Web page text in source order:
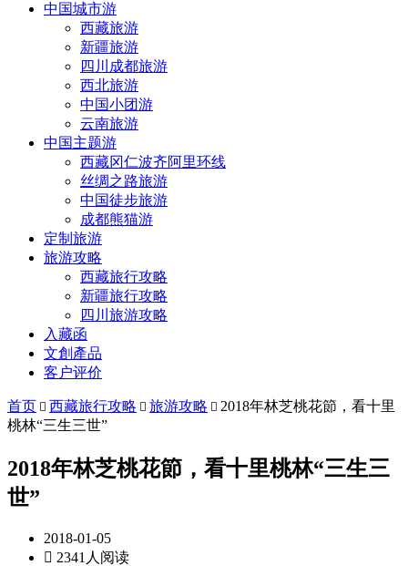
中国城市游
西藏旅游
新疆旅游
四川成都旅游
西北旅游
中国小团游
云南旅游
中国主题游
西藏冈仁波齐阿里环线
丝绸之路旅游
中国徒步旅游
成都熊猫游
定制旅游
旅游攻略
西藏旅行攻略
新疆旅行攻略
四川旅游攻略
入藏函
文創產品
客户评价
首页  西藏旅行攻略  旅游攻略  2018年林芝桃花節，看十里
桃林“三生三世”
2018年林芝桃花節，看十里桃林“三生三
世”
2018-01-05
 2341人阅读